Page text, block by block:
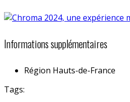
Informations supplémentaires
Région Hauts-de-France
Tags: